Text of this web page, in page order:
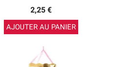
2,25 €
AJOUTER AU PANIER